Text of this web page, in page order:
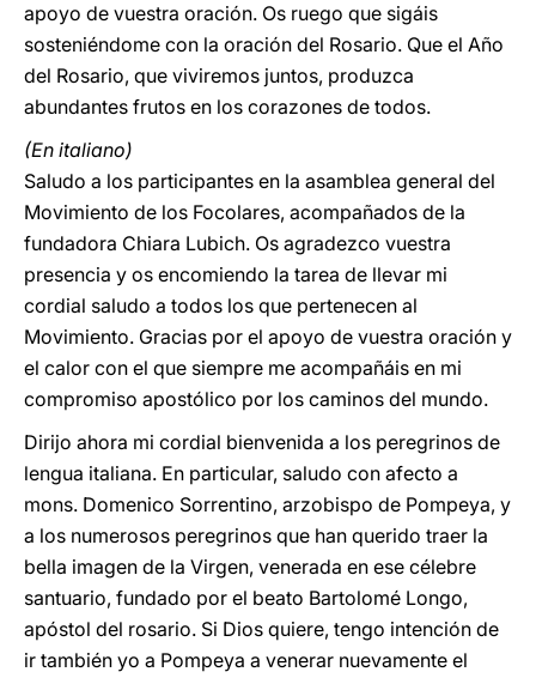
apoyo de vuestra oración. Os ruego que sigáis
sosteniéndome con la oración del Rosario. Que el Año
del Rosario, que viviremos juntos, produzca
abundantes frutos en los corazones de todos.
(En italiano)
Saludo a los participantes en la asamblea general del
Movimiento de los Focolares, acompañados de la
fundadora Chiara Lubich. Os agradezco vuestra
presencia y os encomiendo la tarea de llevar mi
cordial saludo a todos los que pertenecen al
Movimiento. Gracias por el apoyo de vuestra oración y
el calor con el que siempre me acompañáis en mi
compromiso apostólico por los caminos del mundo.
Dirijo ahora mi cordial bienvenida a los peregrinos de
lengua italiana. En particular, saludo con afecto a
mons. Domenico Sorrentino, arzobispo de Pompeya, y
a los numerosos peregrinos que han querido traer la
bella imagen de la Virgen, venerada en ese célebre
santuario, fundado por el beato Bartolomé Longo,
apóstol del rosario. Si Dios quiere, tengo intención de
ir también yo a Pompeya a venerar nuevamente el